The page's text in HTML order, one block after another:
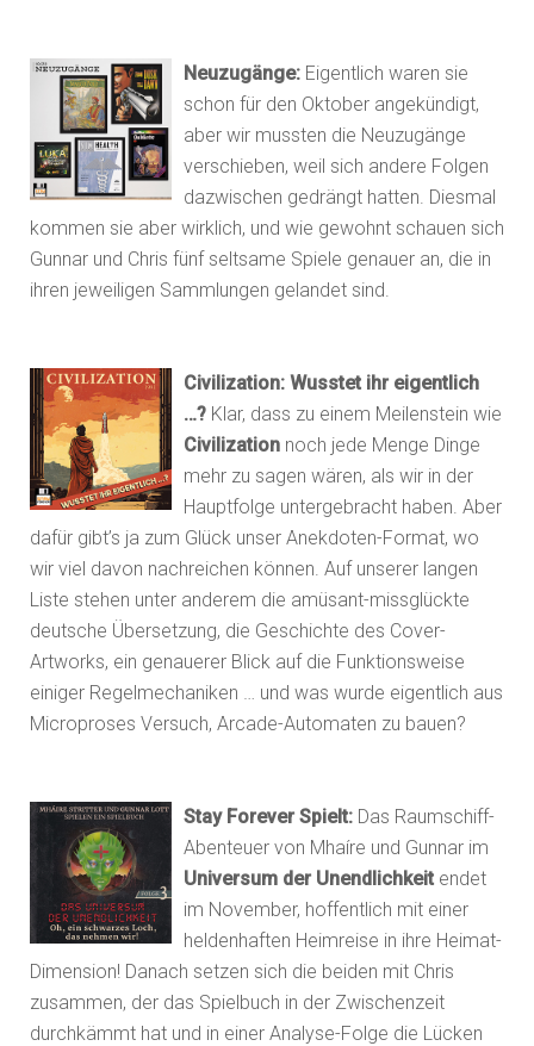
Neuzugänge: Eigentlich waren sie
schon für den Oktober angekündigt,
aber wir mussten die Neuzugänge
verschieben, weil sich andere Folgen
dazwischen gedrängt hatten. Diesmal
kommen sie aber wirklich, und wie gewohnt schauen sich
Gunnar und Chris fünf seltsame Spiele genauer an, die in
ihren jeweiligen Sammlungen gelandet sind.
Civilization: Wusstet ihr eigentlich
…? Klar, dass zu einem Meilenstein wie
Civilization noch jede Menge Dinge
mehr zu sagen wären, als wir in der
Hauptfolge untergebracht haben. Aber
dafür gibt’s ja zum Glück unser Anekdoten-Format, wo
wir viel davon nachreichen können. Auf unserer langen
Liste stehen unter anderem die amüsant-missglückte
deutsche Übersetzung, die Geschichte des Cover-
Artworks, ein genauerer Blick auf die Funktionsweise
einiger Regelmechaniken … und was wurde eigentlich aus
Microproses Versuch, Arcade-Automaten zu bauen?
Stay Forever Spielt: Das Raumschiff-
Abenteuer von Mhaíre und Gunnar im
Universum der Unendlichkeit endet
im November, hoffentlich mit einer
heldenhaften Heimreise in ihre Heimat-
Dimension! Danach setzen sich die beiden mit Chris
zusammen, der das Spielbuch in der Zwischenzeit
durchkämmt hat und in einer Analyse-Folge die Lücken